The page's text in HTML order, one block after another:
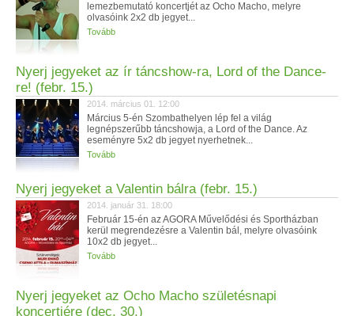
lemezbemutató koncertjét az Ocho Macho, melyre
olvasóink 2x2 db jegyet...
Tovább
Nyerj jegyeket az ír táncshow-ra, Lord of the Dance-
re! (febr. 15.)
2014. március 01. 12:00
Március 5-én Szombathelyen lép fel a világ
legnépszerűbb táncshowja, a Lord of the Dance. Az
eseményre 5x2 db jegyet nyerhetnek...
Tovább
Nyerj jegyeket a Valentin bálra (febr. 15.)
2014. január 31. 18:00
Február 15-én az AGORA Művelődési és Sportházban
kerül megrendezésre a Valentin bál, melyre olvasóink
10x2 db jegyet...
Tovább
Nyerj jegyeket az Ocho Macho születésnapi
koncertjére (dec. 30.)